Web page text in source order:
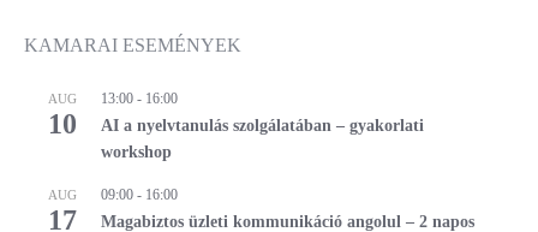
KAMARAI ESEMÉNYEK
AUG
10
13:00 - 16:00
AI a nyelvtanulás szolgálatában – gyakorlati
workshop
AUG
17
09:00 - 16:00
Magabiztos üzleti kommunikáció angolul – 2 napos